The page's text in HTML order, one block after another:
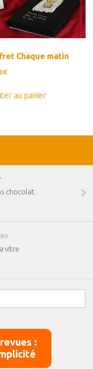
Chaque matin
€
au panier
chocolat
vitre
: